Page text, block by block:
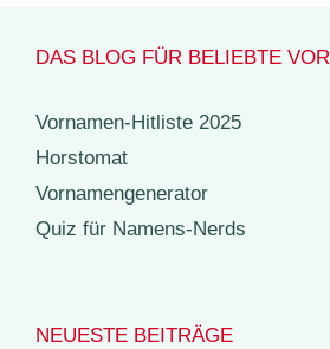
DAS BLOG FÜR BELIEBTE
Vornamen-Hitliste 2025
Horstomat
Vornamengenerator
Quiz für Namens-Nerds
NEUESTE BEITRÄGE